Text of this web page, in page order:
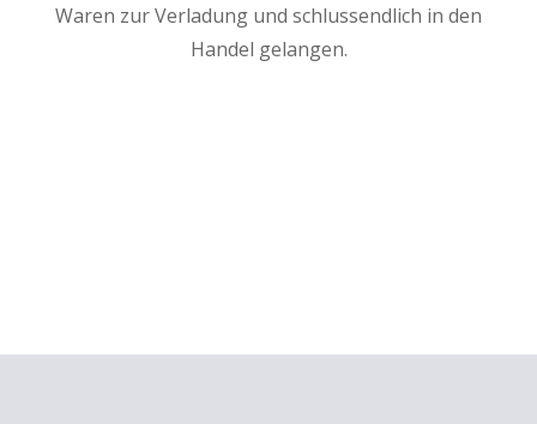
Waren zur Verladung und schlussendlich in den
Handel gelangen.